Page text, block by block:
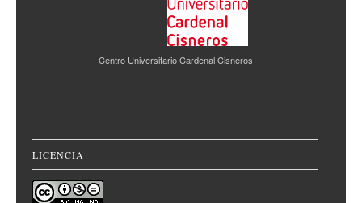
Centro Universitario Cardenal Cisneros
LICENCIA